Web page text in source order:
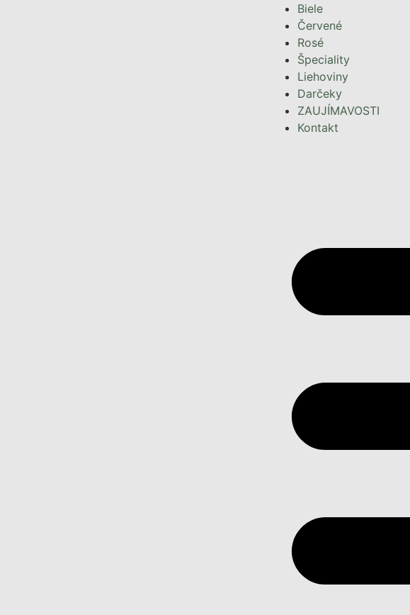
Biele
Červené
Rosé
Špeciality
Liehoviny
Darčeky
ZAUJÍMAVOSTI
Kontakt